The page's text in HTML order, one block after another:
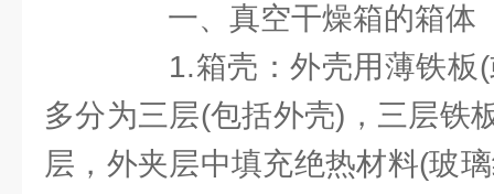
一、真空干燥箱的箱体
1.箱壳：外壳用薄铁板(
多分为三层(包括外壳)，三层铁
层，外夹层中填充绝热材料(玻